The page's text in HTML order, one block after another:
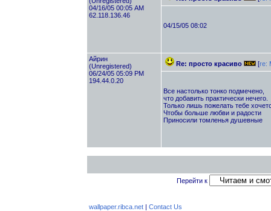
04/16/05 00:05 AM
62.118.136.46
04/15/05 08:02
Айрин
(Unregistered)
06/24/05 05:09 PM
194.44.0.20
Re: просто красиво [re:
Все настолько тонко подмечено,
что добавить практически нечего.
Только лишь пожелать тебе
Чтобы больше любви и радости
Приносили томленья душевные
Перейти к
wallpaper.ribca.net| Contact Us